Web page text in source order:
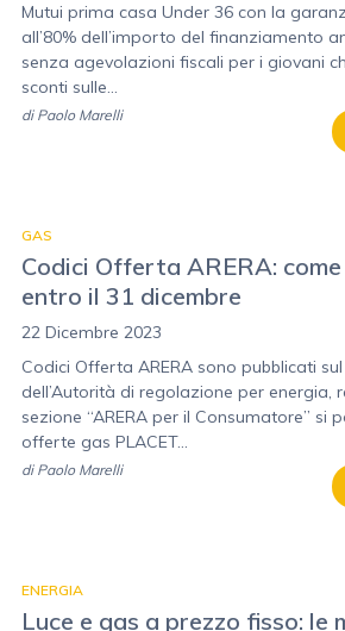
Mutui prima casa Under 36 con la
all’80% dell’importo del finanziamento
senza agevolazioni fiscali per i giovani
sconti sulle...
di Paolo Marelli
GAS
Codici Offerta ARERA:
entro il 31 dicembre
22 Dicembre 2023
Codici Offerta ARERA sono pubblicati
dell’Autorità di regolazione per energia,
sezione “ARERA per il Consumatore” si
offerte gas PLACET...
di Paolo Marelli
ENERGIA
Luce e gas a prezzo fisso: